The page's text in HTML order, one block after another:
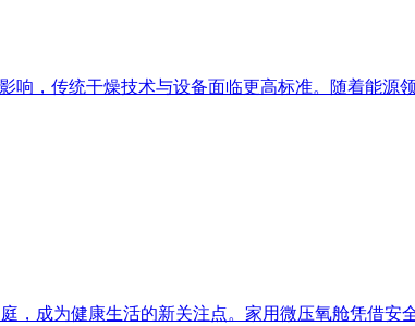
响，传统干燥技术与设备面临更高标准。随着能
，成为健康生活的新关注点。家用微压氧舱凭借